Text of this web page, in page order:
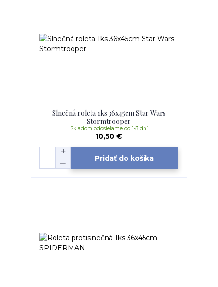
Slnečná roleta 1ks 36x45cm Star Wars
Stormtrooper
10,50 €
Skladom odosielame do 1-3 dní
Pridať do košíka